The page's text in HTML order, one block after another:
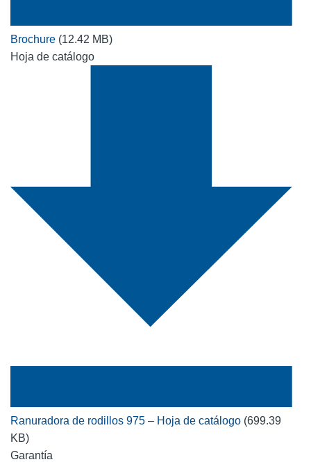
Brochure (12.42 MB)
Hoja de catálogo
Ranuradora de rodillos 975 – Hoja de catálogo (699.39
KB)
Garantía